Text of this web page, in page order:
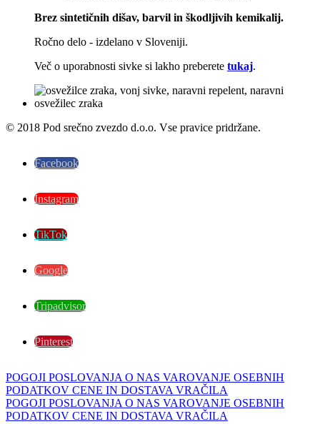
Brez sintetičnih dišav, barvil in škodljivih kemikalij.
Ročno delo - izdelano v Sloveniji.
Več o uporabnosti sivke si lakho preberete tukaj.
© 2018 Pod srečno zvezdo d.o.o. Vse pravice pridržane.
Facebook
Instagram
TikTok
Google
Tripadvisor
Pinterest
POGOJI POSLOVANJA O NAS VAROVANJE OSEBNIH
PODATKOV CENE IN DOSTAVA VRAČILA
POGOJI POSLOVANJA O NAS VAROVANJE OSEBNIH
PODATKOV CENE IN DOSTAVA VRAČILA